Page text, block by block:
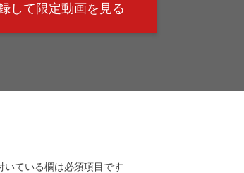
して限定動画を見る
いている欄は必須項目です